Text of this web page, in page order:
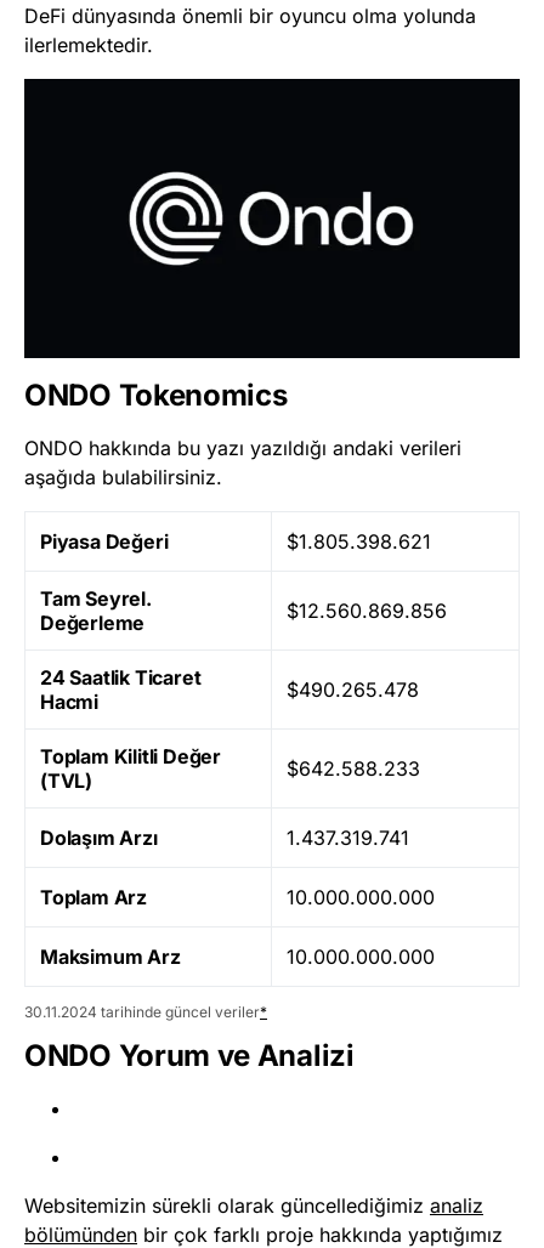
DeFi dünyasında önemli bir oyuncu olma yolunda
ilerlemektedir.
ONDO Tokenomics
ONDO hakkında bu yazı yazıldığı andaki verileri
aşağıda bulabilirsiniz.
Piyasa Değeri $1.805.398.621
Tam Seyrel.
Değerleme
$12.560.869.856
24 Saatlik Ticaret
Hacmi
$490.265.478
Toplam Kilitli Değer
(TVL)
$642.588.233
Dolaşım Arzı 1.437.319.741
Toplam Arz 10.000.000.000
Maksimum Arz 10.000.000.000
30.11.2024 tarihinde güncel veriler*
ONDO Yorum ve Analizi
Websitemizin sürekli olarak güncellediğimiz analiz
bölümünden bir çok farklı proje hakkında yaptığımız